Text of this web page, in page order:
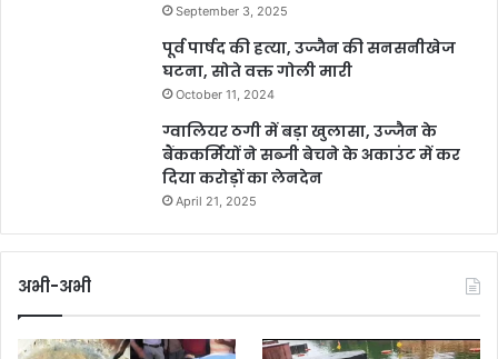
September 3, 2025
पूर्व पार्षद की हत्या, उज्जैन की सनसनीखेज
घटना, सोते वक्त गोली मारी
October 11, 2024
ग्वालियर ठगी में बड़ा खुलासा, उज्जैन के
बैंककर्मियों ने सब्जी बेचने के अकाउंट में कर
दिया करोड़ों का लेनदेन
April 21, 2025
अभी-अभी